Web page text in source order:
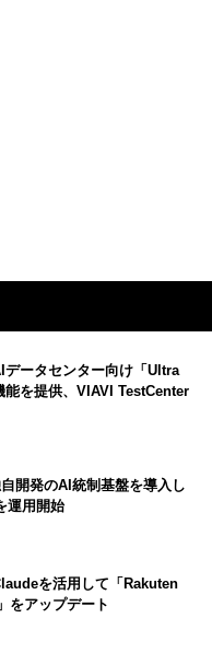
データセンター向け「Ultra
を提供、VIAVI TestCenter
開発のAI統制基盤を導入し
運用開始
を活用して「Rakuten
をアップデート